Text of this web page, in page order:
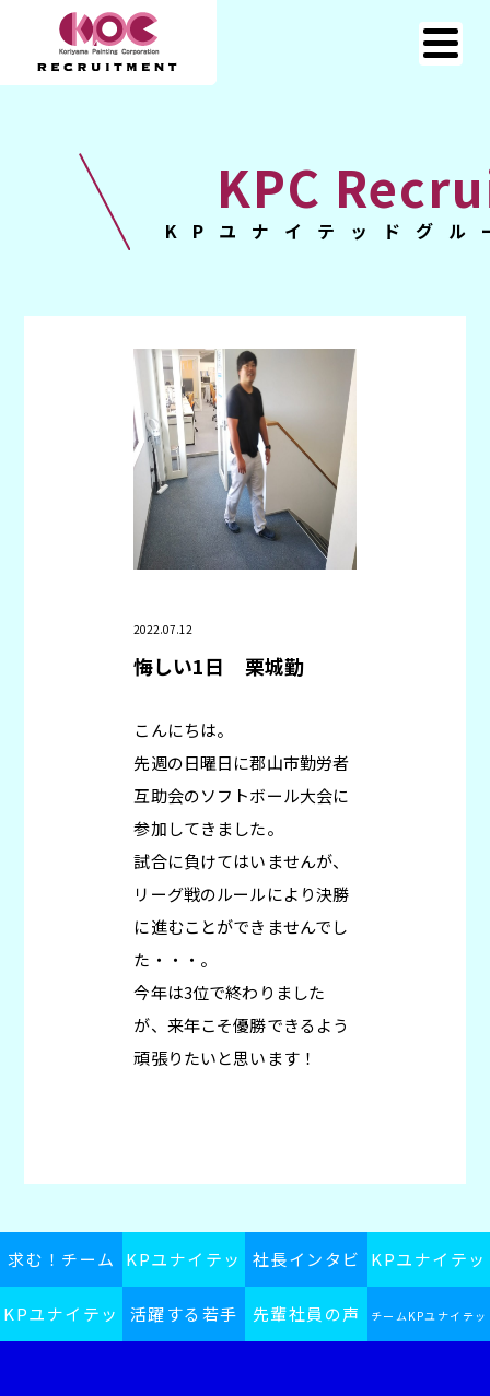
KPC
KPユナイテッドグル
2022.07.12
悔しい1日 栗城勤
こんにちは。
先週の日曜日に郡山市勤労者
互助会のソフトボール大会に
参加してきました。
試合に負けてはいませんが、
リーグ戦のルールにより決勝
に進むことができませんでし
た・・・。
今年は3位で終わりました
が、来年こそ優勝できるよう
頑張りたいと思います！
求む！チーム
KPユナイテッ
KPユナイテッ
ドグループス
社長インタビ
ュー
KPユナイテッ
ドグループの
KPユナイテッ 活躍する若手 先輩社員の声 チームKPユナイテッ